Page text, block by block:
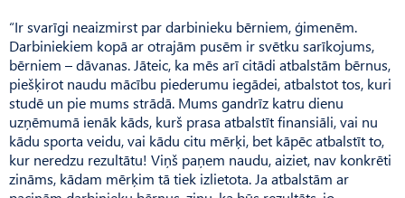
“Ir svarīgi neaizmirst par darbinieku bērniem, ģimenēm.
Darbi­niekiem kopā ar otrajām pusēm ir svētku sarīkojums,
bērniem – dāvanas. Jāteic, ka mēs arī citādi atbalstām bērnus,
piešķirot naudu mācību piederumu iegādei, atbalstot tos, kuri
studē un pie mums strādā. Mums gandrīz katru dienu
uzņēmumā ienāk kāds, kurš prasa atbalstīt finansiāli, vai nu
kādu sporta veidu, vai kādu citu mērķi, bet kāpēc atbalstīt to,
kur neredzu rezultātu! Viņš paņem naudu, aiziet, nav konkrēti
zināms, kādam mērķim tā tiek izlietota. Ja atbalstām ar